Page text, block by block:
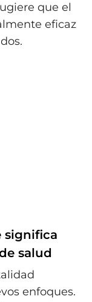
que el
eficaz
significa
salud
enfoques.